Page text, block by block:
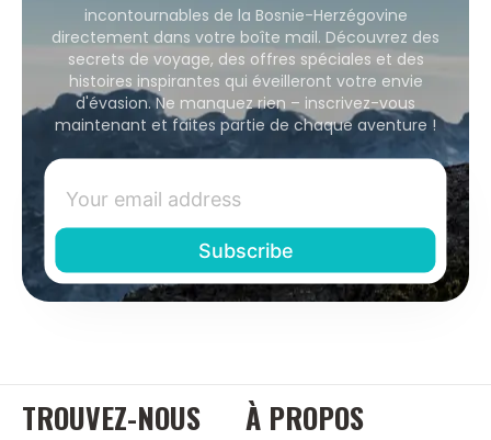
incontournables de la Bosnie-Herzégovine
directement dans votre boîte mail. Découvrez des
secrets de voyage, des offres spéciales et des
histoires inspirantes qui éveilleront votre envie
d'évasion. Ne manquez rien – inscrivez-vous
maintenant et faites partie de chaque aventure !
TROUVEZ-NOUS À PROPOS